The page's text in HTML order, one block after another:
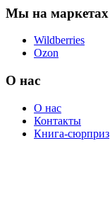
Мы на маркетах
Wildberries
Ozon
О нас
О нас
Контакты
Книга-сюрприз